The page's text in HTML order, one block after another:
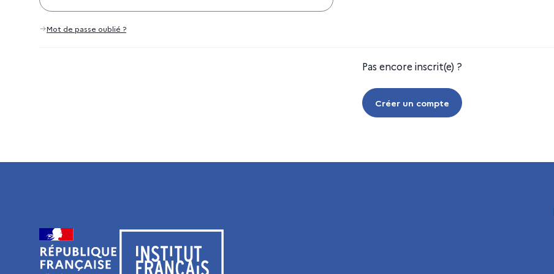
Mot de passe oublié ?
Pas encore inscrit(e) ?
Créer un compte
Visiter le site de l’Institut français